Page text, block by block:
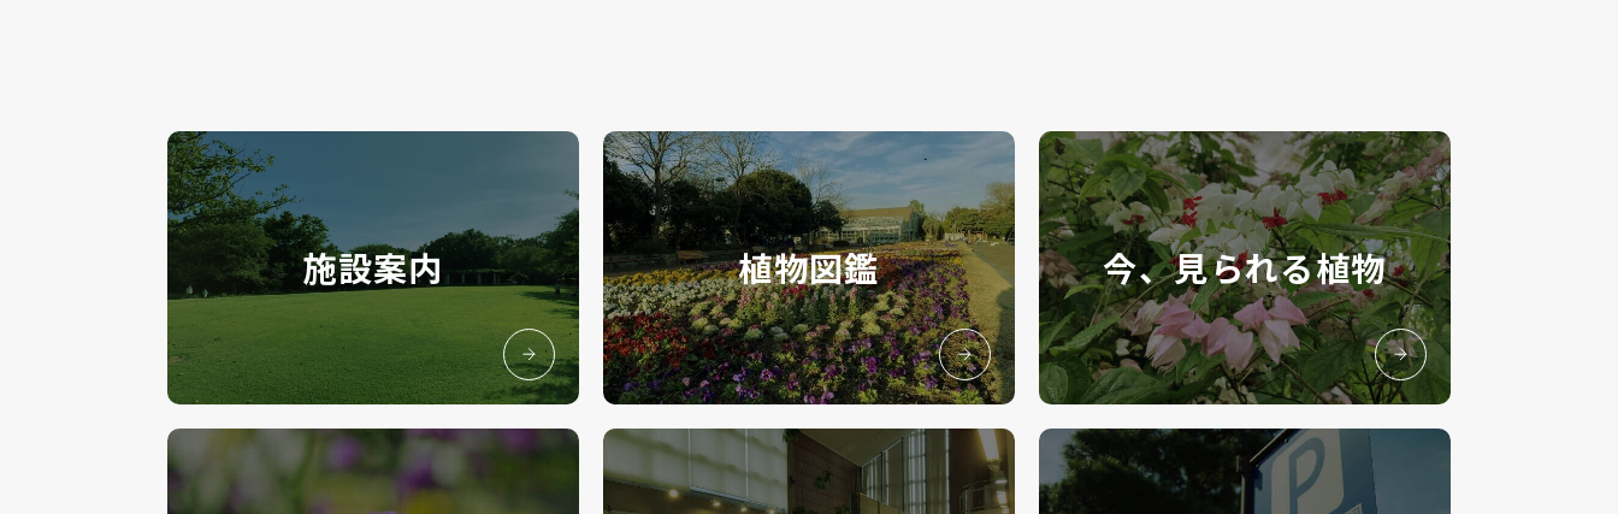
施設案内 植物図鑑 今、見られる植物